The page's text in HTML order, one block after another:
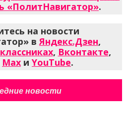
«ПолитНавигатор».
на новости
вЯндекс.Дзен,
, Вконтакте,
Max и YouTube.
новости